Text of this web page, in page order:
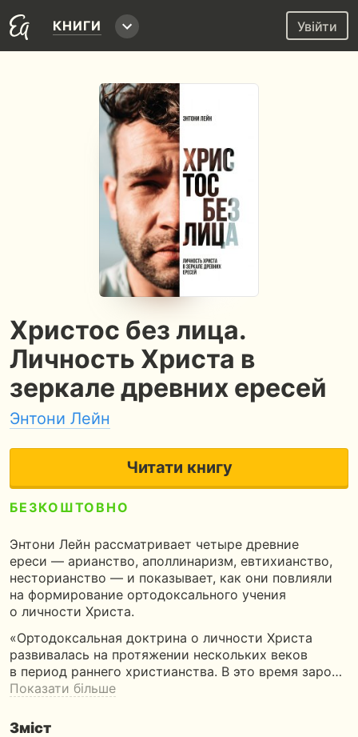
КНИГИ Увійти
Христос без лица.
Личность Христа в
зеркале древних ересей
Энтони Лейн
Читати книгу
БЕЗКОШТОВНО
Энтони Лейн рассматривает четыре древние
ереси — арианство, аполлинаризм, евтихианство,
несторианство — и показывает, как они повлияли
на формирование ортодоксального учения
о личности Христа.
«Ортодоксальная доктрина о личности Христа
развивалась на протяжении нескольких веков
в период раннего христианства. В это время заро…
Показати більше
Зміст